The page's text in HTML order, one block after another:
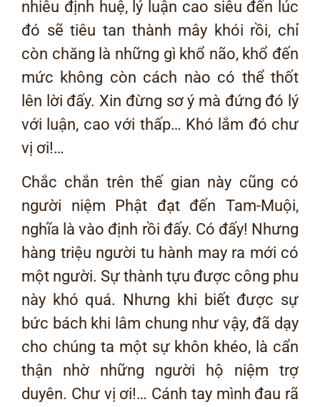
nhiêu định huệ, lý luận cao siêu đến lúc
đó sẽ tiêu tan thành mây khói rồi, chỉ
còn chăng là những gì khổ não, khổ đến
mức không còn cách nào có thể thốt
lên lời đấy. Xin đừng sơ ý mà đứng đó lý
với luận, cao với thấp… Khó lắm đó chư
vị ơi!…
Chắc chắn trên thế gian này cũng có
người niệm Phật đạt đến Tam-Muội,
nghĩa là vào định rồi đấy. Có đấy! Nhưng
hàng triệu người tu hành may ra mới có
một người. Sự thành tựu được công phu
này khó quá. Nhưng khi biết được sự
bức bách khi lâm chung như vậy, đã dạy
cho chúng ta một sự khôn khéo, là cẩn
thận nhờ những người hộ niệm trợ
duyên. Chư vị ơi!… Cánh tay mình đau rã